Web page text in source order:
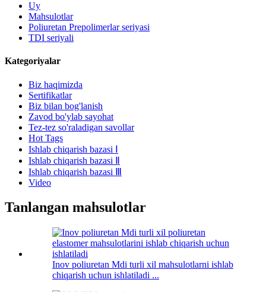
Uy
Mahsulotlar
Poliuretan Prepolimerlar seriyasi
TDI seriyali
Kategoriyalar
Biz haqimizda
Sertifikatlar
Biz bilan bog'lanish
Zavod bo'ylab sayohat
Tez-tez so'raladigan savollar
Hot Tags
Ishlab chiqarish bazasi Ⅰ
Ishlab chiqarish bazasi Ⅱ
Ishlab chiqarish bazasi Ⅲ
Video
Tanlangan mahsulotlar
Inov poliuretan Mdi turli xil mahsulotlarni ishlab
chiqarish uchun ishlatiladi ...